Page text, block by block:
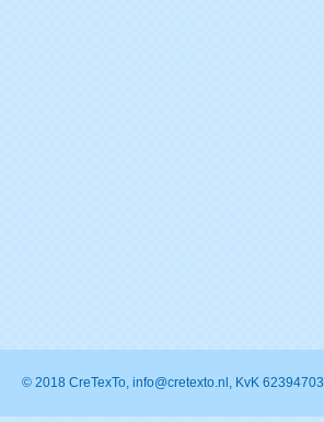
© 2018 CreTexTo, info@cretexto.nl, KvK 62394703